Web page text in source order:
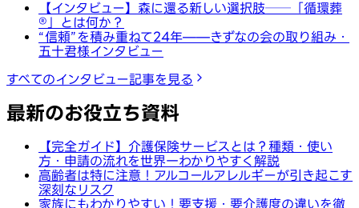
【インタビュー】森に還る新しい選択肢──「循環葬
®︎」とは何か？
“信頼”を積み重ねて24年——きずなの会の取り組み・
五十君様インタビュー
すべてのインタビュー記事を見る
最新のお役立ち資料
【完全ガイド】介護保険サービスとは？種類・使い
方・申請の流れを世界一わかりやすく解説
高齢者は特に注意！アルコールアレルギーが引き起こす
深刻なリスク
家族にもわかりやすい！要支援・要介護度の違いを徹